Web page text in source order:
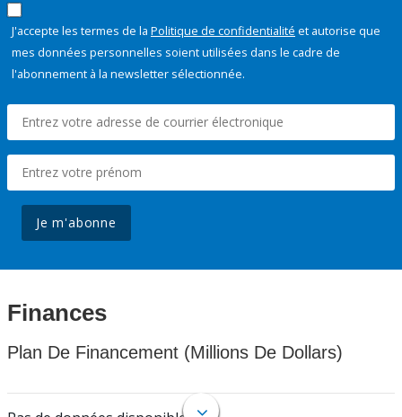
J'accepte les termes de la Politique de confidentialité et autorise que
mes données personnelles soient utilisées dans le cadre de
l'abonnement à la newsletter sélectionnée.
Je m'abonne
Finances
Plan De Financement (Millions De Dollars)